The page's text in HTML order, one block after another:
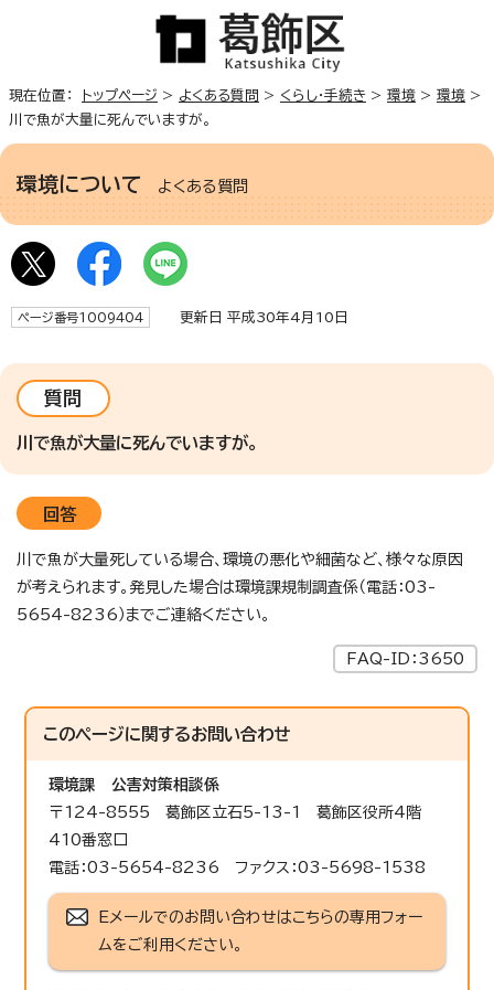
現在位置： トップページ > よくある質問 > くらし・手続き > 環境 > 環境 >
川で魚が大量に死んでいますが。
環境について よくある質問
ページ番号1009404 更新日 平成30年4月10日
質問
川で魚が大量に死んでいますが。
回答
川で魚が大量死している場合、環境の悪化や細菌など、様々な原因
が考えられます。発見した場合は環境課規制調査係（電話：03-
5654-8236）までご連絡ください。
FAQ-ID：3650
このページに関するお問い合わせ
環境課
公害対策相談係
〒124-8555 葛飾区立石5-13-1 葛飾区役所4階
410番窓口
電話：03-5654-8236 ファクス：03-5698-1538
Eメールでのお問い合わせはこちらの専用フォー
ムをご利用ください。